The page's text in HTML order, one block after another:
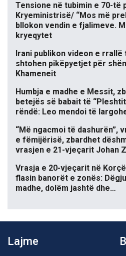
Tensione në tubimin e 70-të
Kryeministrisë/ “Mos më
bllokon vendin e fjalimeve.
kryeqytet
Irani publikon videon e
shtohen pikëpyetjet për
Khameneit
Humbja e madhe e Messit,
betejës së babait të
rëndë: Leo mendoi të
“Më ngacmoi të dashurën”,
e fëmijërisë, zbardhet
vrasjen e 21-vjeçarit Johan
Vrasja e 20-vjeçarit në
flasin banorët e zonës:
madhe, dolëm jashtë dhe…
Lajme